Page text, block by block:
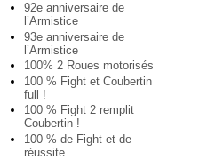
92e anniversaire de
l’Armistice
93e anniversaire de
l’Armistice
100% 2 Roues motorisés
100 % Fight et Coubertin
full !
100 % Fight 2 remplit
Coubertin !
100 % de Fight et de
réussite